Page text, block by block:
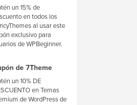
un 15% de
en todos los
al usar este
exclusivo para
de WPBeginner.
de 7Theme
un 10% DE
en Temas
de WordPress de